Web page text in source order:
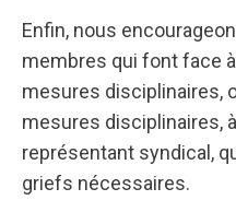
Enfin, nous
membres qui font face
mesures disciplinaires,
mesures disciplinaires,
représentant syndical,
griefs nécessaires.